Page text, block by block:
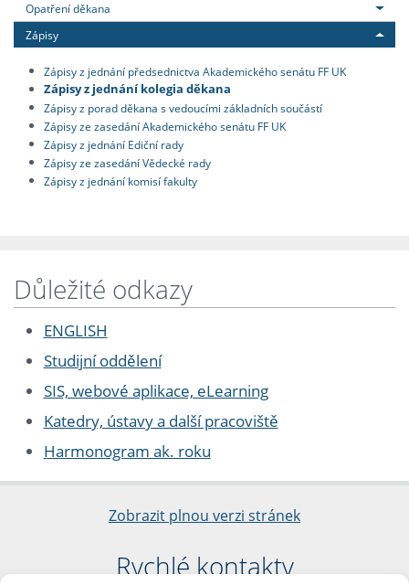
Opatření děkana
Zápisy
Zápisy z jednání předsednictva Akademického senátu FF UK
Zápisy z jednání kolegia děkana
Zápisy z porad děkana s vedoucími základních součástí
Zápisy ze zasedání Akademického senátu FF UK
Zápisy z jednání Ediční rady
Zápisy ze zasedání Vědecké rady
Zápisy z jednání komisí fakulty
Důležité odkazy
ENGLISH
Studijní oddělení
SIS, webové aplikace, eLearning
Katedry, ústavy a další pracoviště
Harmonogram ak. roku
Zobrazit plnou verzi stránek
Rychlé kontakty